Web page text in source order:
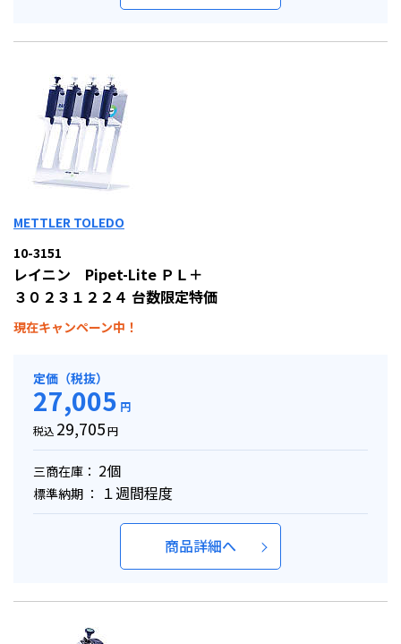
METTLER TOLEDO
10-3151
レイニン Pipet-Lite ＰＬ＋
３０２３１２２４ 台数限定特価
現在キャンペーン中！
定価（税抜）
27,005 円
税込 29,705円
三商在庫： 2個
標準納期 ： １週間程度
商品詳細へ